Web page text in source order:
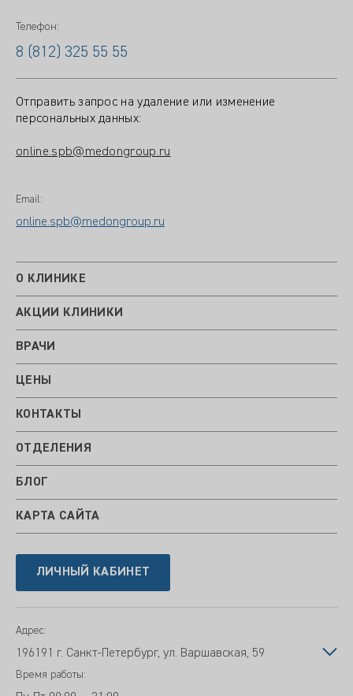
Телефон:
8 (812) 325 55 55
Отправить запрос на удаление или изменение
персональных данных:
online.spb@medongroup.ru
Email:
online.spb@medongroup.ru
О КЛИНИКЕ
АКЦИИ КЛИНИКИ
ВРАЧИ
ЦЕНЫ
КОНТАКТЫ
ОТДЕЛЕНИЯ
БЛОГ
КАРТА САЙТА
ЛИЧНЫЙ КАБИНЕТ
Адрес:
196191 г. Санкт-Петербург, ул. Варшавская, 59
Время работы: